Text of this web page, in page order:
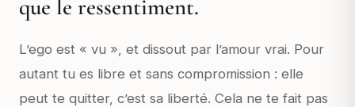
que le ressentiment.
L’ego est « vu », et dissout par l’amour vrai. Pour
autant tu es libre et sans compromission : elle
peut te quitter, c’est sa liberté. Cela ne te fait pas